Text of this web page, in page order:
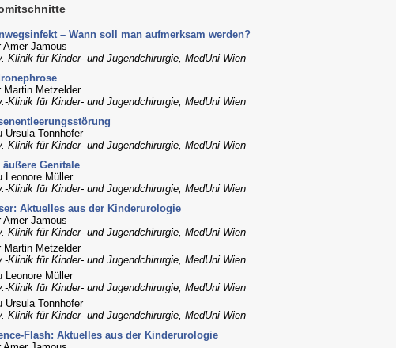
– Wann soll man aufmerksam werden?
Amer Jamous
Klinik für Kinder- und Jugendchirurgie, MedUni Wien
Martin Metzelder
Klinik für Kinder- und Jugendchirurgie, MedUni Wien
Ursula Tonnhofer
Klinik für Kinder- und Jugendchirurgie, MedUni Wien
äußere Genitale
Leonore Müller
Klinik für Kinder- und Jugendchirurgie, MedUni Wien
Aktuelles aus der Kinderurologie
Amer Jamous
Klinik für Kinder- und Jugendchirurgie, MedUni Wien
Martin Metzelder
Klinik für Kinder- und Jugendchirurgie, MedUni Wien
Leonore Müller
Klinik für Kinder- und Jugendchirurgie, MedUni Wien
Ursula Tonnhofer
Klinik für Kinder- und Jugendchirurgie, MedUni Wien
Flash: Aktuelles aus der Kinderurologie